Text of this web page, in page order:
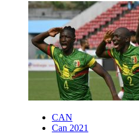
CAN
Can 2021